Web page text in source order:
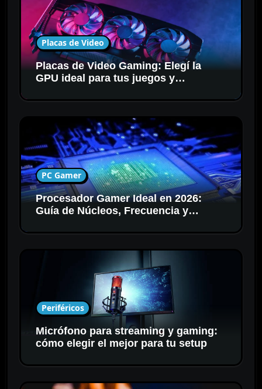
Placas de Video
Placas de Video Gaming: Elegí la
GPU ideal para tus juegos y
PC Gamer
Procesador Gamer Ideal en 2026:
Guía de Núcleos, Frecuencia y
Periféricos
Micrófono para streaming y gaming:
cómo elegir el mejor para tu setup